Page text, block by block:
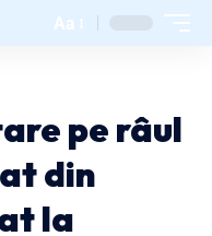
Aa
pe râul
din
la